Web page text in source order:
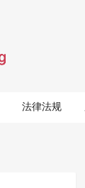
法律法规